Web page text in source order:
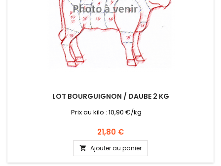
LOT BOURGUIGNON / DAUBE 2 KG
Prix au kilo : 10,90 €/kg
Prix
21,80 €
 Ajouter au panier